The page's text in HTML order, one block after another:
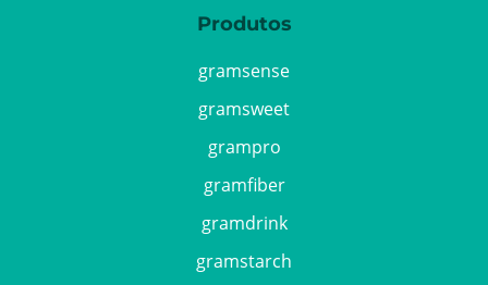
Produtos
gramsense
gramsweet
grampro
gramfiber
gramdrink
gramstarch